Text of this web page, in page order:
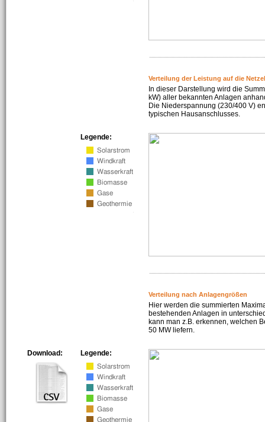
Verteilung der Leistung auf die
In dieser Darstellung wird die
kW) aller bekannten Anlagen
Die Niederspannung (230/400 V)
typischen Hausanschlusses.
Legende:
Verteilung nach Anlagengrößen
Hier werden die summierten
bestehenden Anlagen in
kann man z.B. erkennen, welchen
50 MW liefern.
Legende:
Download: